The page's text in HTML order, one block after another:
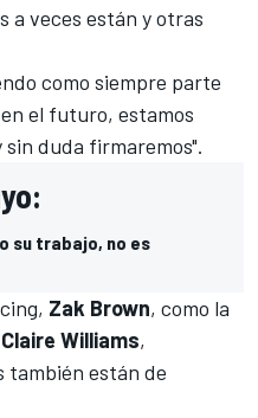
a veces están y otras
como siempre parte
el futuro, estamos
duda firmaremos".
su trabajo, no es
, Zak Brown, como la
Claire Williams,
también están de